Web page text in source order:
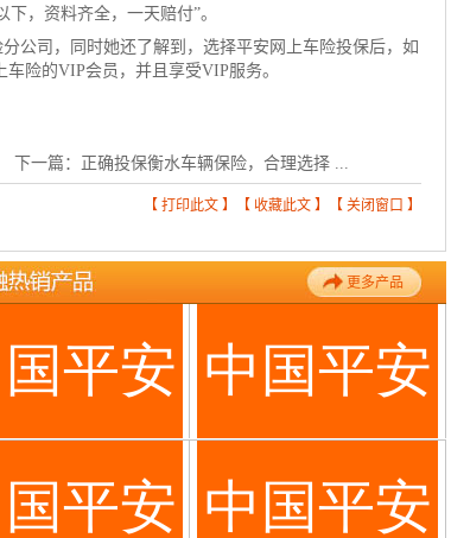
下，资料齐全，一天赔付”。
公司，同时她还了解到，选择平安网上车险投保后，如
险的VIP会员，并且享受VIP服务。
下一篇： 正确投保衡水车辆保险，合理选择 ...
【 打印此文 】【 收藏此文 】【 关闭窗口 】